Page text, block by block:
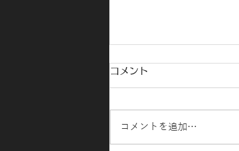
コメント
コメントを追加…